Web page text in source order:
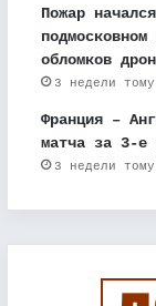
Пожар
обломков
3 недели
Франция –
матча за 3-е
3 недели